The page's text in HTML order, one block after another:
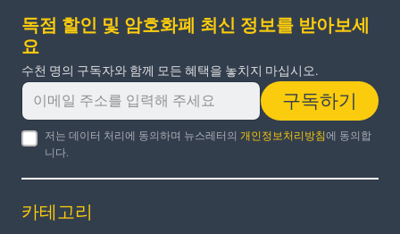
독점 할인 및 암호화폐 최신 정보를 받아보세
요
수천 명의 구독자와 함께 모든 혜택을 놓치지 마십시오.
구독하기
저는 데이터 처리에 동의하며 뉴스레터의 개인정보처리방침에 동의합
니다.
카테고리